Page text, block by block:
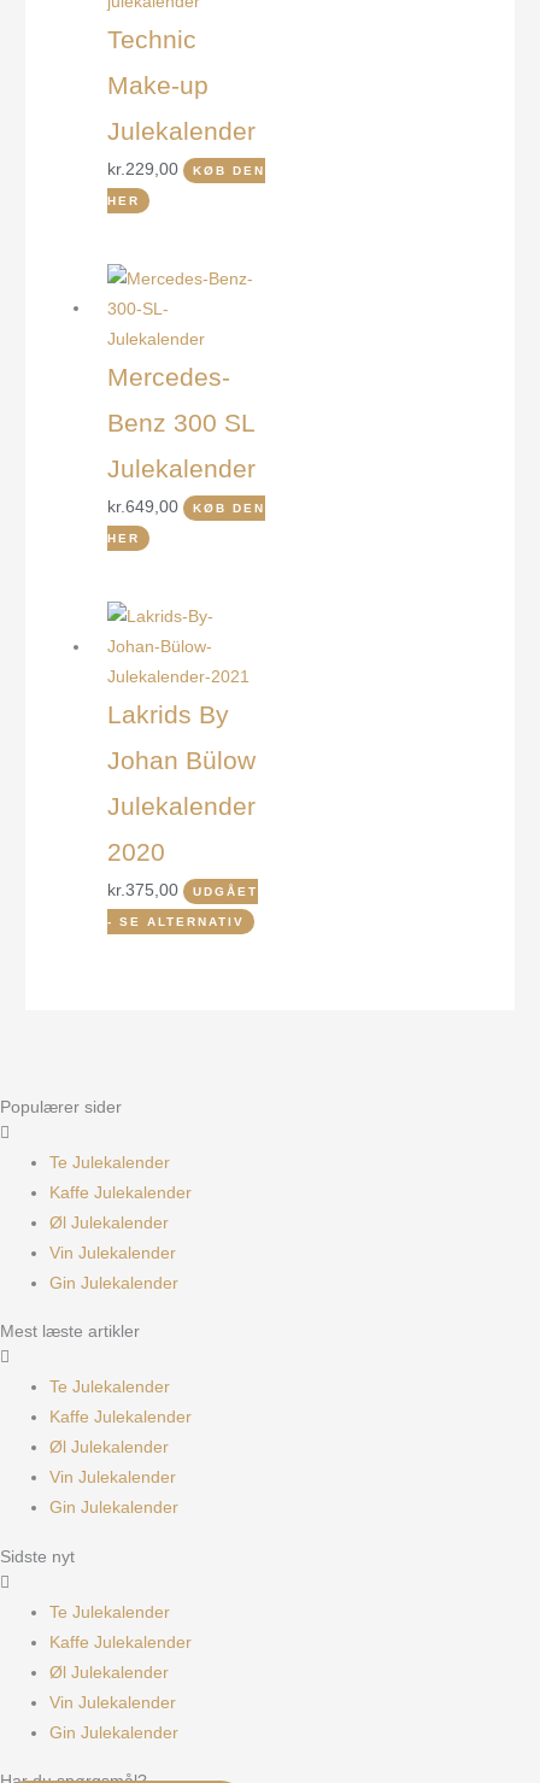
Technic
Make-up
Julekalender
kr.229,00 KØB DEN
HER
Mercedes-
Benz 300 SL
Julekalender
kr.649,00 KØB DEN
HER
Lakrids By
Johan Bülow
Julekalender
2020
kr.375,00 UDGÅET
- SE ALTERNATIV
Populærer sider
Te Julekalender
Kaffe Julekalender
Øl Julekalender
Vin Julekalender
Gin Julekalender
Mest læste artikler
Te Julekalender
Kaffe Julekalender
Øl Julekalender
Vin Julekalender
Gin Julekalender
Sidste nyt
Te Julekalender
Kaffe Julekalender
Øl Julekalender
Vin Julekalender
Gin Julekalender